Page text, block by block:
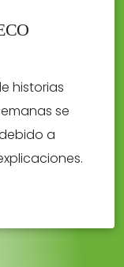
historias
se
a